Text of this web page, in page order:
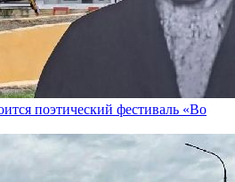
поэтический фестиваль «Во